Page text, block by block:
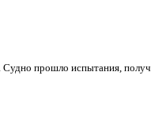
прошло испытания,